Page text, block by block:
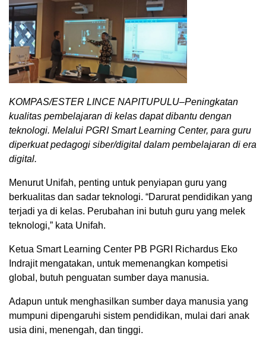
KOMPAS/ESTER LINCE NAPITUPULU–Peningkatan
kualitas pembelajaran di kelas dapat dibantu dengan
teknologi. Melalui PGRI Smart Learning Center, para guru
diperkuat pedagogi siber/digital dalam pembelajaran di era
digital.
Menurut Unifah, penting untuk penyiapan guru yang
berkualitas dan sadar teknologi. “Darurat pendidikan yang
terjadi ya di kelas. Perubahan ini butuh guru yang melek
teknologi,” kata Unifah.
Ketua Smart Learning Center PB PGRI Richardus Eko
Indrajit mengatakan, untuk memenangkan kompetisi
global, butuh penguatan sumber daya manusia.
Adapun untuk menghasilkan sumber daya manusia yang
mumpuni dipengaruhi sistem pendidikan, mulai dari anak
usia dini, menengah, dan tinggi.